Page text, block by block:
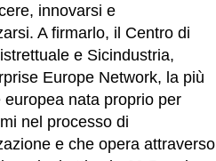
innovarsi e
A firmarlo, il Centro di
e Sicindustria,
Europe Network, la più
europea nata proprio per
nel processo di
e che opera attraverso